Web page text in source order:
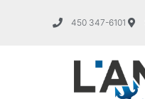
450 347-6101